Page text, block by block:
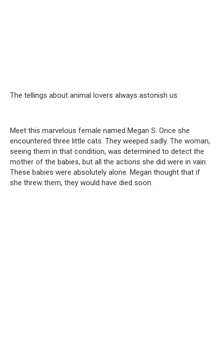
The tellings about animal lovers always astonish us.
Meet this marvelous female named Megan S. Once she
encountered three little cats. They weeped sadly. The woman,
seeing them in that condition, was determined to detect the
mother of the babies, but all the actions she did were in vain.
These babies were absolutely alone. Megan thought that if
she threw them, they would have died soon.